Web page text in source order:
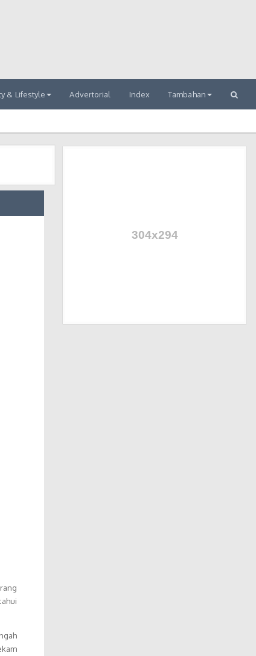
& Lifestyle Advertorial Index Tambahan